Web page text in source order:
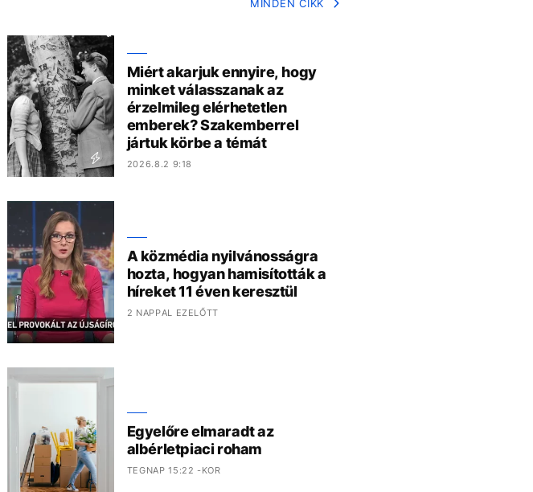
MINDEN CIKK
Miért akarjuk ennyire, hogy
minket válasszanak az
érzelmileg elérhetetlen
emberek? Szakemberrel
jártuk körbe a témát
2026.8.2 9:18
A közmédia nyilvánosságra
hozta, hogyan hamisították a
híreket 11 éven keresztül
2 NAPPAL EZELŐTT
Egyelőre elmaradt az
albérletpiaci roham
TEGNAP 15:22 -KOR